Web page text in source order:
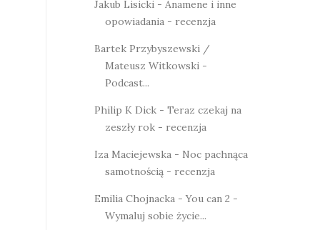
Jakub Lisicki - Anamene i inne
opowiadania - recenzja
Bartek Przybyszewski /
Mateusz Witkowski -
Podcast...
Philip K Dick - Teraz czekaj na
zeszły rok - recenzja
Iza Maciejewska - Noc pachnąca
samotnością - recenzja
Emilia Chojnacka - You can 2 -
Wymaluj sobie życie...